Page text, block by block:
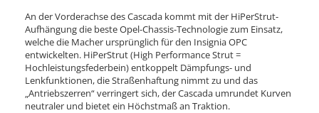
An der Vorderachse des Cascada kommt mit der HiPerStrut-
Aufhängung die beste Opel-Chassis-Technologie zum Einsatz,
welche die Macher ursprünglich für den Insignia OPC
entwickelten. HiPerStrut (High Performance Strut =
Hochleistungsfederbein) entkoppelt Dämpfungs- und
Lenkfunktionen, die Straßenhaftung nimmt zu und das
„Antriebszerren“ verringert sich, der Cascada umrundet Kurven
neutraler und bietet ein Höchstmaß an Traktion.